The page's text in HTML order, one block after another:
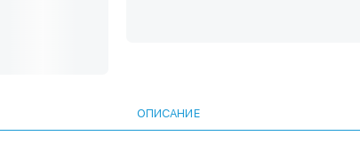
ОПИСАНИЕ